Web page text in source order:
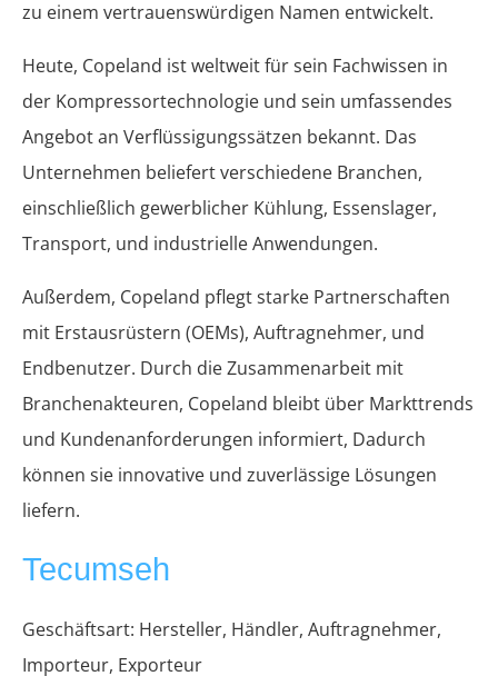
zu einem vertrauenswürdigen Namen entwickelt.
Heute, Copeland ist weltweit für sein Fachwissen in
der Kompressortechnologie und sein umfassendes
Angebot an Verflüssigungssätzen bekannt. Das
Unternehmen beliefert verschiedene Branchen,
einschließlich gewerblicher Kühlung, Essenslager,
Transport, und industrielle Anwendungen.
Außerdem, Copeland pflegt starke Partnerschaften
mit Erstausrüstern (OEMs), Auftragnehmer, und
Endbenutzer. Durch die Zusammenarbeit mit
Branchenakteuren, Copeland bleibt über Markttrends
und Kundenanforderungen informiert, Dadurch
können sie innovative und zuverlässige Lösungen
liefern.
Tecumseh
Geschäftsart: Hersteller, Händler, Auftragnehmer,
Importeur, Exporteur